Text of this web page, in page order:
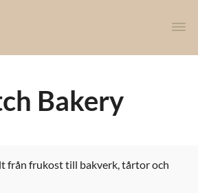
Bakery
från frukost till bakverk, tårtor och